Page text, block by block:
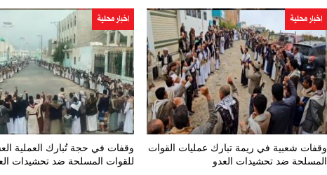
اخبار محلية
وقفات شعبية في ريمة تبارك عمليات القوات
المسلحة ضد تحشيدات العدو
اخبار محلية
وقفات في حجة تُبارك العملية
للقوات المسلحة ضد تحشيدات